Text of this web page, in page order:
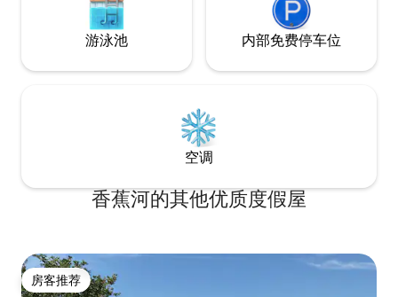
游泳池 内部免费停车位
空调
香蕉河的其他优质度假屋
房客推荐
房客推荐